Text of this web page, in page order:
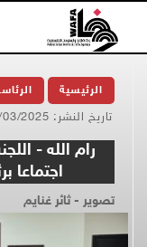
الرئيسية
تاريخ النشر: 23/03/2025 11:01 م
رام الله -
اجتماعا
تصوير - ثائر غنايم